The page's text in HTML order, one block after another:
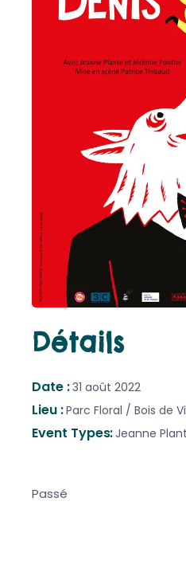
Détails
Date 31 août 2022
Lieu Parc Floral / Bois de
Event Types Jeanne
Passé